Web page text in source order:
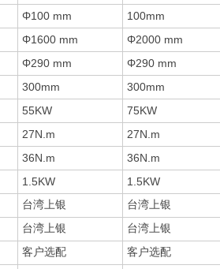
Φ100 mm
100mm
Φ1600 mm Φ2000 mm
Φ290 mm
Φ290 mm
300mm 300mm
55KW
75KW
27N.m
27N.m
36N.m
36N.m
1.5KW 1.5KW
台湾上银
台湾上银
台湾上银
台湾上银
客户选配 客户选配